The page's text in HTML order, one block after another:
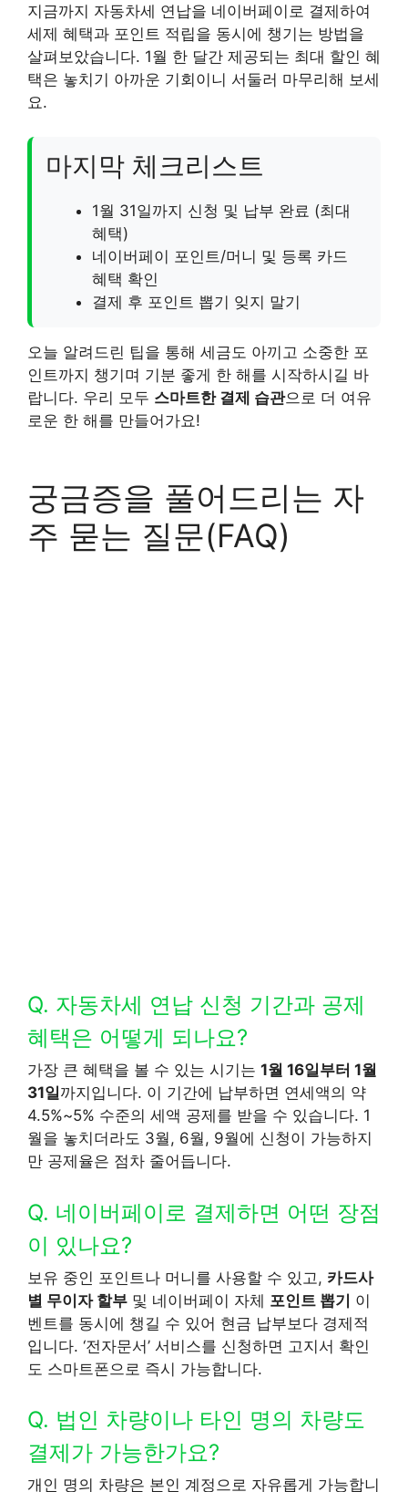
지금까지 자동차세 연납을 네이버페이로 결제하여
세제 혜택과 포인트 적립을 동시에 챙기는 방법을
살펴보았습니다. 1월 한 달간 제공되는 최대 할인 혜
택은 놓치기 아까운 기회이니 서둘러 마무리해 보세
요.
마지막 체크리스트
1월 31일까지 신청 및 납부 완료 (최대
혜택)
네이버페이 포인트/머니 및 등록 카드
혜택 확인
결제 후 포인트 뽑기 잊지 말기
오늘 알려드린 팁을 통해 세금도 아끼고 소중한 포
인트까지 챙기며 기분 좋게 한 해를 시작하시길 바
랍니다. 우리 모두 스마트한 결제 습관으로 더 여유
로운 한 해를 만들어가요!
궁금증을 풀어드리는 자
주 묻는 질문(FAQ)
Q. 자동차세 연납 신청 기간과 공제
혜택은 어떻게 되나요?
가장 큰 혜택을 볼 수 있는 시기는 1월 16일부터 1월
31일까지입니다. 이 기간에 납부하면 연세액의 약
4.5%~5% 수준의 세액 공제를 받을 수 있습니다. 1
월을 놓치더라도 3월, 6월, 9월에 신청이 가능하지
만 공제율은 점차 줄어듭니다.
Q. 네이버페이로 결제하면 어떤 장점
이 있나요?
보유 중인 포인트나 머니를 사용할 수 있고, 카드사
별 무이자 할부 및 네이버페이 자체 포인트 뽑기 이
벤트를 동시에 챙길 수 있어 현금 납부보다 경제적
입니다. ‘전자문서’ 서비스를 신청하면 고지서 확인
도 스마트폰으로 즉시 가능합니다.
Q. 법인 차량이나 타인 명의 차량도
결제가 가능한가요?
개인 명의 차량은 본인 계정으로 자유롭게 가능합니